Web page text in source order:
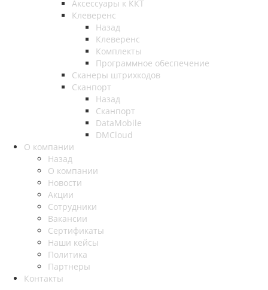
Аксессуары к ККТ
Клеверенс
Назад
Клеверенс
Комплекты
Программное обеспечение
Сканеры штрихкодов
Сканпорт
Назад
Сканпорт
DataMobile
DMCloud
О компании
Назад
О компании
Новости
Акции
Сотрудники
Вакансии
Сертификаты
Наши кейсы
Политика
Партнеры
Контакты